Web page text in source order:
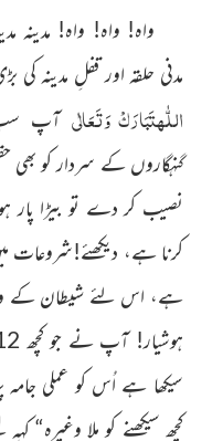
واہ! واہ! واہ! مدینہ
مدنی حلقہ اور قفلِ مدینہ
اللّٰہتَبَارَکْ وَتَعَالٰی آپ سب
گنہگاروں کے سردار کو بھی
نصیب کر دے تو بیڑا پار
کرنا ہے، دیکھئے!شروعات
ہے، اس لئے شیطان کے
سیکھا ہے اُس کو عملی
کچھ سیکھنے کو ملا وغیرہ“